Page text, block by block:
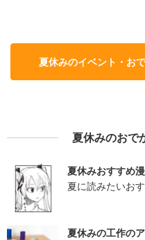
夏休みのイベント・お
夏休みのおで
夏休みおすすめ
夏に読みたいお
夏休みの工作の